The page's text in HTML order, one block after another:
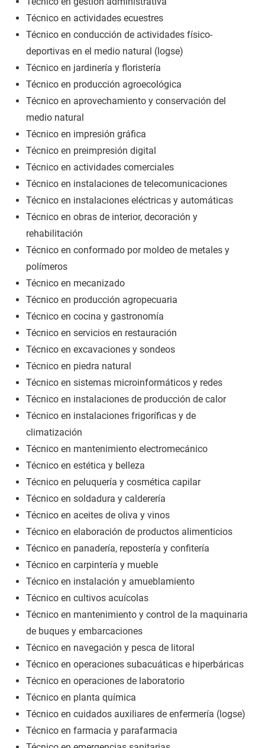
Técnico en actividades ecuestres
Técnico en conducción de actividades físico-
deportivas en el medio natural (logse)
Técnico en jardinería y floristería
Técnico en producción agroecológica
Técnico en aprovechamiento y conservación del
medio natural
Técnico en impresión gráfica
Técnico en preimpresión digital
Técnico en actividades comerciales
Técnico en instalaciones de telecomunicaciones
Técnico en instalaciones eléctricas y automáticas
Técnico en obras de interior, decoración y
rehabilitación
Técnico en conformado por moldeo de metales y
polímeros
Técnico en mecanizado
Técnico en producción agropecuaria
Técnico en cocina y gastronomía
Técnico en servicios en restauración
Técnico en excavaciones y sondeos
Técnico en piedra natural
Técnico en sistemas microinformáticos y redes
Técnico en instalaciones de producción de calor
Técnico en instalaciones frigoríficas y de
climatización
Técnico en mantenimiento electromecánico
Técnico en estética y belleza
Técnico en peluquería y cosmética capilar
Técnico en soldadura y calderería
Técnico en aceites de oliva y vinos
Técnico en elaboración de productos alimenticios
Técnico en panadería, repostería y confitería
Técnico en carpintería y mueble
Técnico en instalación y amueblamiento
Técnico en cultivos acuícolas
Técnico en mantenimiento y control de la maquinaria
de buques y embarcaciones
Técnico en navegación y pesca de litoral
Técnico en operaciones subacuáticas e hiperbáricas
Técnico en operaciones de laboratorio
Técnico en planta química
Técnico en cuidados auxiliares de enfermería (logse)
Técnico en farmacia y parafarmacia